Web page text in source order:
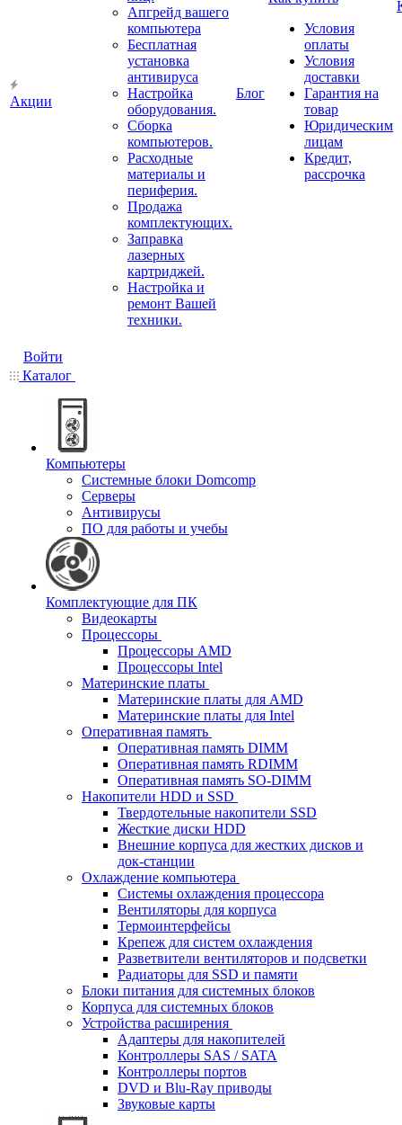
Акции
Апгрейд вашего
компьютера
Бесплатная
установка
антивируса
Настройка
оборудования.
Сборка
компьютеров.
Расходные
материалы и
периферия.
Продажа
комплектующих.
Заправка
лазерных
картриджей.
Настройка и
ремонт Вашей
техники.
Блог
Условия
оплаты
Условия
доставки
Гарантия на
товар
Юридическим
лицам
Кредит,
рассрочка
Войти
Каталог
Компьютеры
Системные блоки Domcomp
Серверы
Антивирусы
ПО для работы и учебы
Комплектующие для ПК
Видеокарты
Процессоры
Процессоры AMD
Процессоры Intel
Материнские платы
Материнские платы для AMD
Материнские платы для Intel
Оперативная память
Оперативная память DIMM
Оперативная память RDIMM
Оперативная память SO-DIMM
Накопители HDD и SSD
Твердотельные накопители SSD
Жесткие диски HDD
Внешние корпуса для жестких дисков и
док-станции
Охлаждение компьютера
Системы охлаждения процессора
Вентиляторы для корпуса
Термоинтерфейсы
Крепеж для систем охлаждения
Разветвители вентиляторов и подсветки
Радиаторы для SSD и памяти
Блоки питания для системных блоков
Корпуса для системных блоков
Устройства расширения
Адаптеры для накопителей
Контроллеры SAS / SATA
Контроллеры портов
DVD и Blu-Ray приводы
Звуковые карты